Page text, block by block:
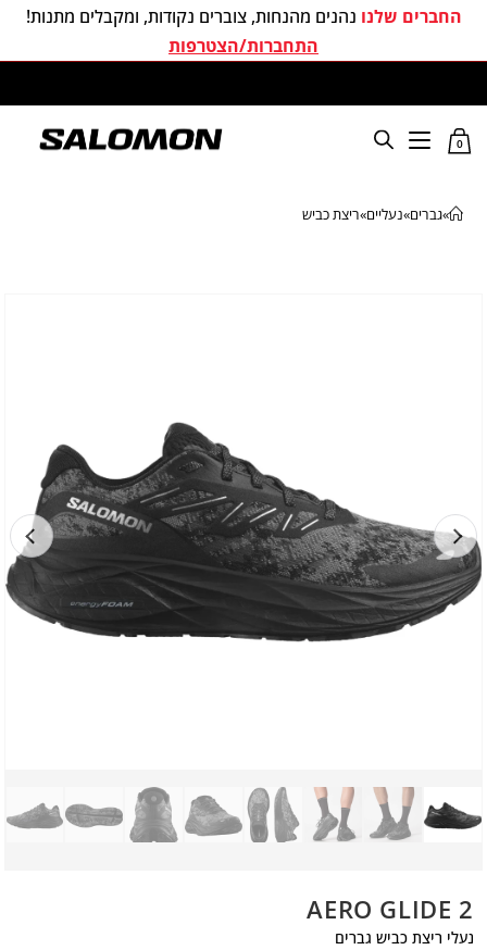
החברים שלנו נהנים מהנחות, צוברים נקודות, ומקבלים מתנות!
התחברות/הצטרפות
0
»גברים»נעליים»ריצת כביש
AERO GLIDE 2
נעלי ריצת כביש גברים